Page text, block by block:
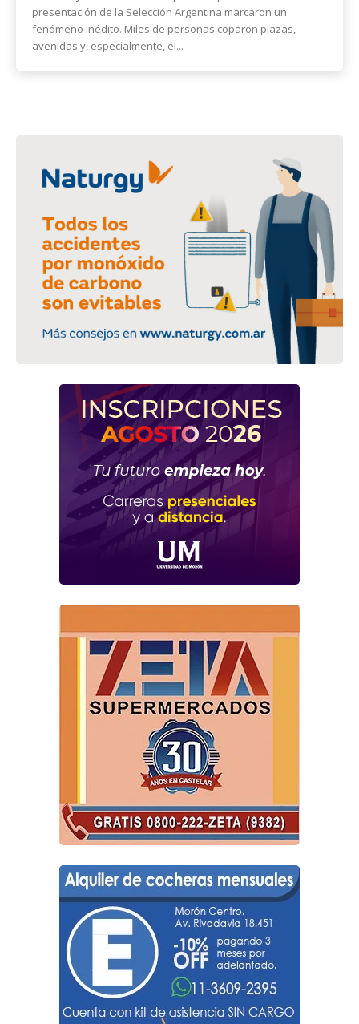
presentación de la Selección Argentina marcaron un
fenómeno inédito. Miles de personas coparon plazas,
avenidas y, especialmente, el...